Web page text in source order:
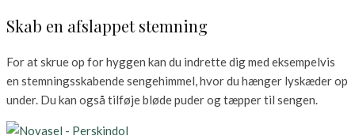
Skab en afslappet stemning
For at skrue op for hyggen kan du indrette dig med eksempelvis
en stemningsskabende sengehimmel, hvor du hænger lyskæder op
under. Du kan også tilføje bløde puder og tæpper til sengen.